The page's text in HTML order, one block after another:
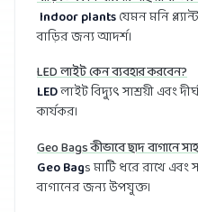
Indoor plantsযেমন মনি
বাড়ির জন্য আদর্শ।
LED লাইট কেন ব্যবহার করবেন?
LEDলাইট বিদ্যুৎ সাশ্রয়ী এবং
কার্যকর।
Geo Bags কীভাবে ছাদ বাগানে
Geo Bags মাটি ধরে রাখে এবং
বাগানের জন্য উপযুক্ত।